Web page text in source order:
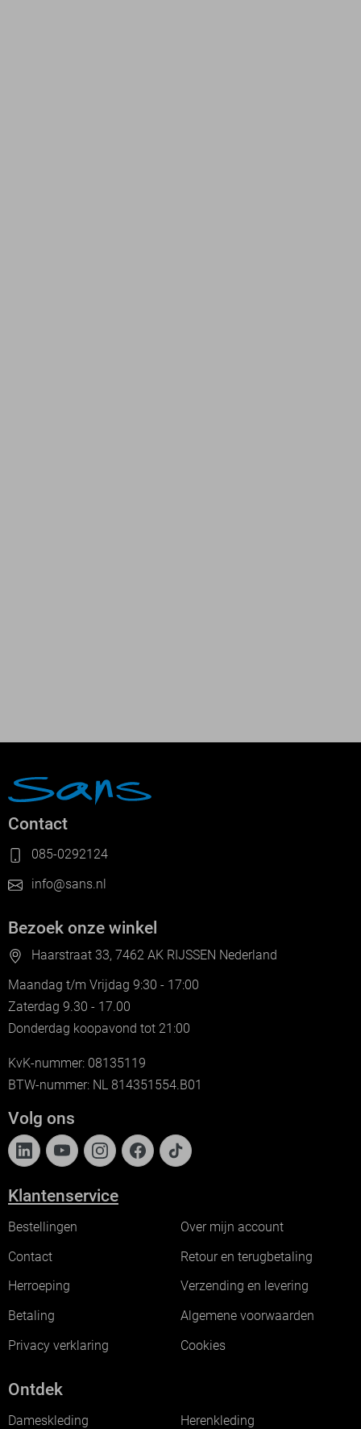
Contact
085-0292124
info@sans.nl
Bezoek onze winkel
Haarstraat 33, 7462 AK RIJSSEN Nederland
Maandag t/m Vrijdag 9:30 - 17:00
Zaterdag 9.30 - 17.00
Donderdag koopavond tot 21:00
KvK-nummer: 08135119
BTW-nummer: NL 814351554.B01
Volg ons
Klantenservice
Bestellingen
Over mijn account
Contact
Retour en terugbetaling
Herroeping
Verzending en levering
Betaling
Algemene voorwaarden
Privacy verklaring
Cookies
Ontdek
Dameskleding
Herenkleding